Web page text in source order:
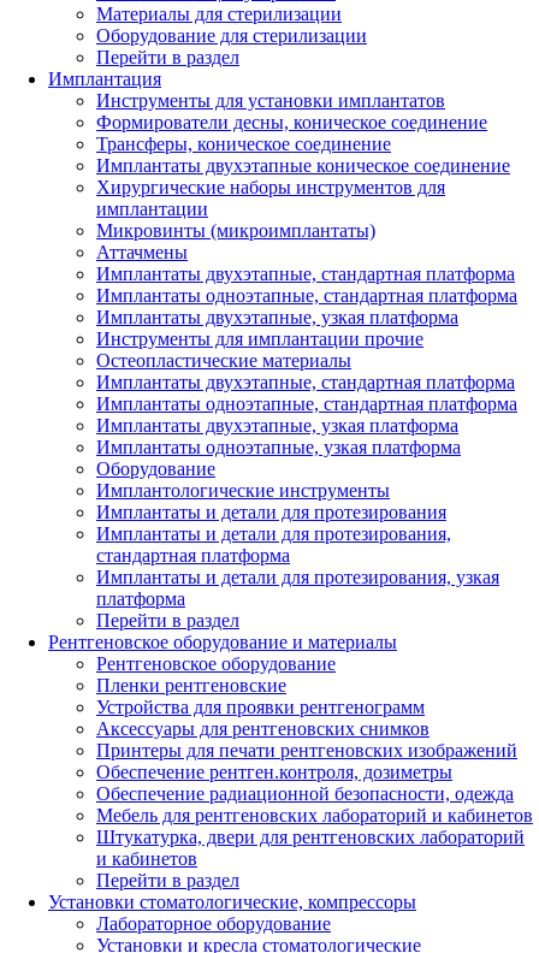
Материалы для стерилизации
Оборудование для стерилизации
Перейти в раздел
Имплантация
Инструменты для установки имплантатов
Формирователи десны, коническое соединение
Трансферы, коническое соединение
Имплантаты двухэтапные коническое соединение
Хирургические наборы инструментов для
имплантации
Микровинты (микроимплантаты)
Аттачмены
Имплантаты двухэтапные, стандартная платформа
Имплантаты одноэтапные, стандартная платформа
Имплантаты двухэтапные, узкая платформа
Инструменты для имплантации прочие
Остеопластические материалы
Имплантаты двухэтапные, стандартная платформа
Имплантаты одноэтапные, стандартная платформа
Имплантаты двухэтапные, узкая платформа
Имплантаты одноэтапные, узкая платформа
Оборудование
Имплантологические инструменты
Имплантаты и детали для протезирования
Имплантаты и детали для протезирования,
стандартная платформа
Имплантаты и детали для протезирования, узкая
платформа
Перейти в раздел
Рентгеновское оборудование и материалы
Рентгеновское оборудование
Пленки рентгеновские
Устройства для проявки рентгенограмм
Аксессуары для рентгеновских снимков
Принтеры для печати рентгеновских изображений
Обеспечение рентген.контроля, дозиметры
Обеспечение радиационной безопасности, одежда
Мебель для рентгеновских лабораторий и кабинетов
Штукатурка, двери для рентгеновских лабораторий
и кабинетов
Перейти в раздел
Установки стоматологические, компрессоры
Лабораторное оборудование
Установки и кресла стоматологические